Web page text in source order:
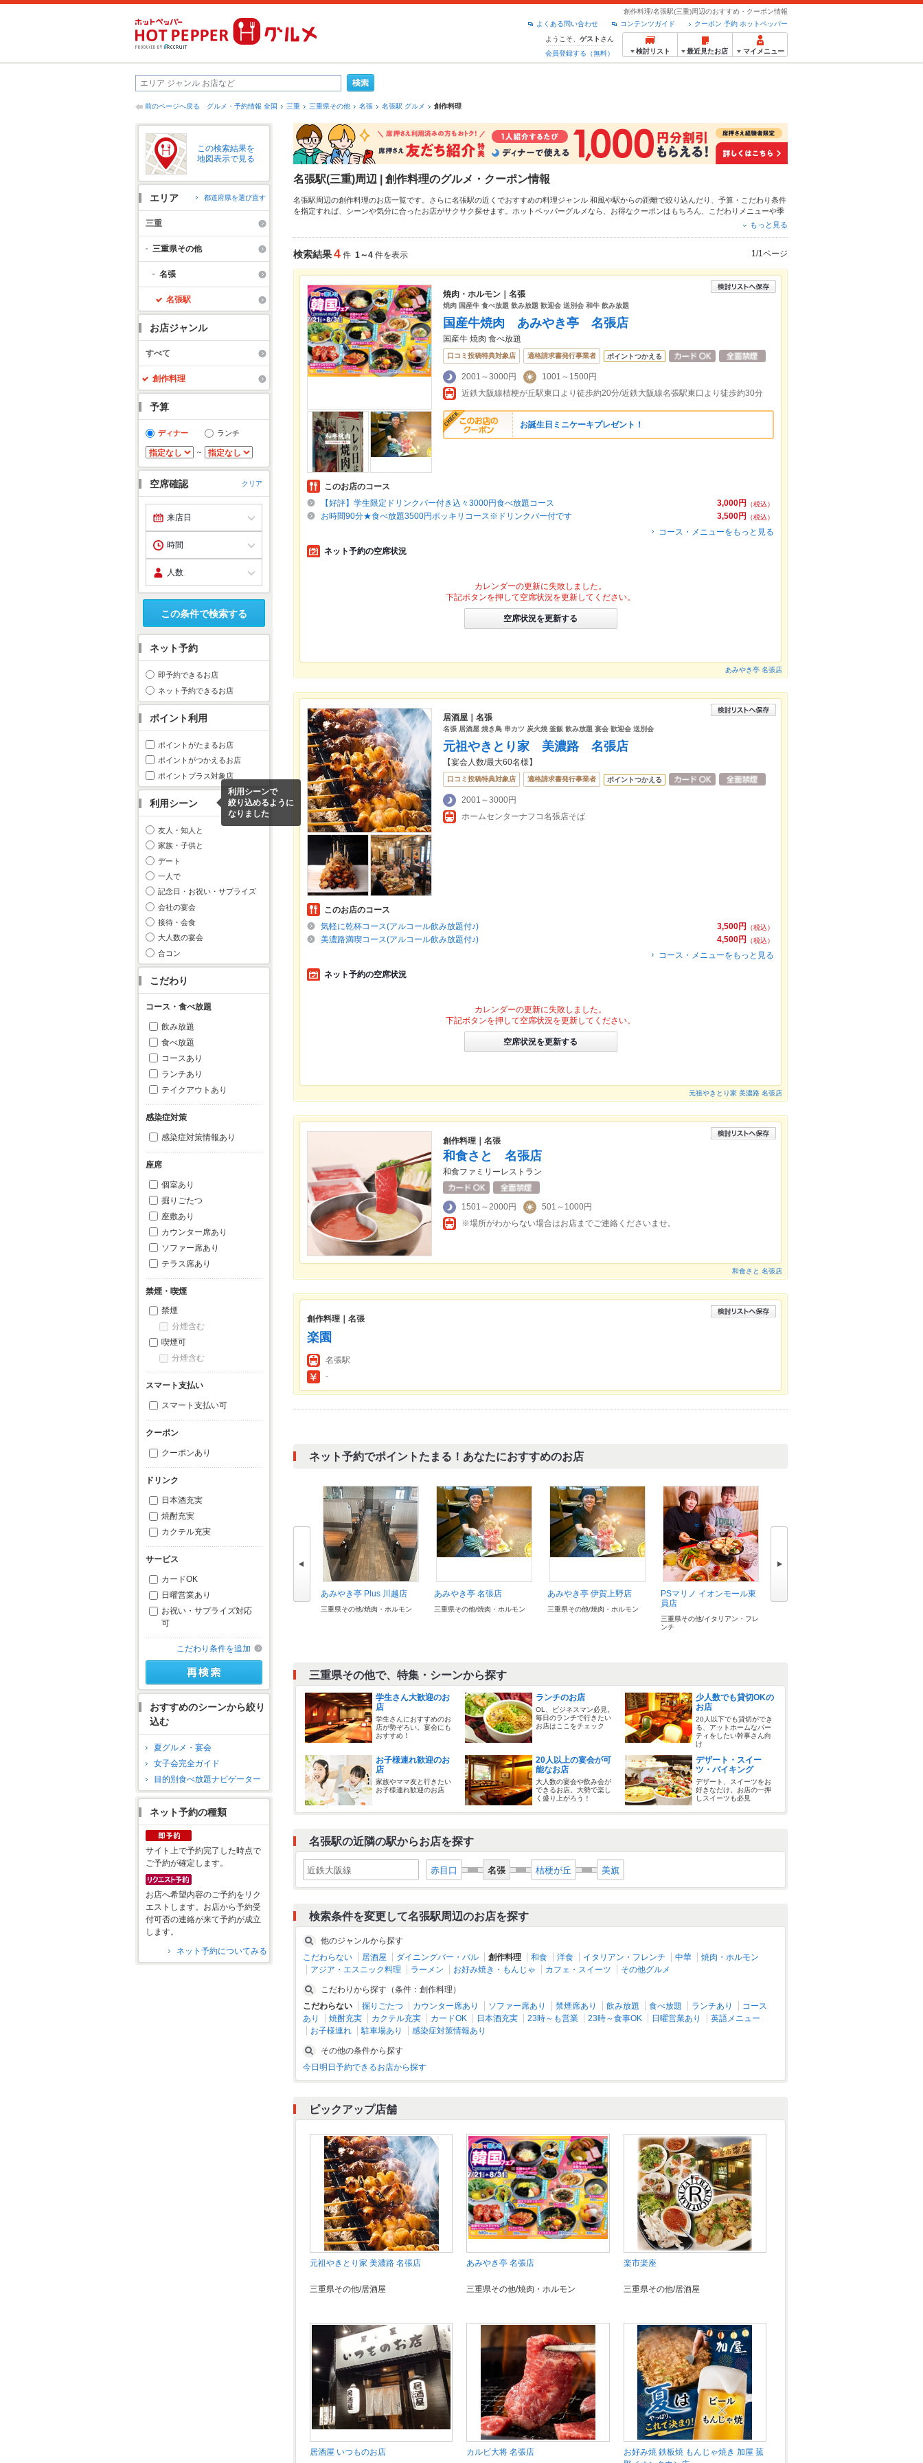
創作料理/名張駅(三重)周辺のおすすめ・クーポン情報
クーポン 予約 ホットペッパー
コンテンツガイド
よくある問い合わせ
ようこそ、 ゲスト さん
会員登録する（無料）
検討リスト 最近見たお店 マイメニュー
前のページへ戻る グルメ・予約情報 全国 三重 三重県その他 名張 名張駅 グルメ 創作料理
この検索結果を
地図表示で見る
エリア 都道府県を選び直す
三重
三重県その他
名張
名張駅
お店ジャンル
すべて
創作料理
予算
ディナー ランチ
～
空席確認 クリア
この条件で検索する
ネット予約
即予約できるお店
ネット予約できるお店
ポイント利用
ポイントがたまるお店
ポイントがつかえるお店
ポイントプラス対象店
利用シーン
利用シーンで
絞り込めるように
なりました
友人・知人と
家族・子供と
デート
一人で
記念日・お祝い・サプライズ
会社の宴会
接待・会食
大人数の宴会
合コン
こだわり
コース・食べ放題
飲み放題
食べ放題
コースあり
ランチあり
テイクアウトあり
感染症対策
感染症対策情報あり
座席
個室あり
掘りごたつ
座敷あり
カウンター席あり
ソファー席あり
テラス席あり
禁煙・喫煙
禁煙
分煙含む
喫煙可
分煙含む
スマート支払い
スマート支払い可
クーポン
クーポンあり
ドリンク
日本酒充実
焼酎充実
カクテル充実
サービス
カードOK
日曜営業あり
お祝い・サプライズ対応
可
こだわり条件を追加
おすすめのシーンから絞り
込む
夏グルメ・宴会
女子会完全ガイド
目的別食べ放題ナビゲーター
ネット予約の種類
サイト上で予約完了した時点で
ご予約が確定します。
お店へ希望内容のご予約をリク
エストします。お店から予約受
付可否の連絡が来て予約が成立
します。
ネット予約についてみる
名張駅(三重)周辺 | 創作料理のグルメ・クーポン情報
名張駅周辺の創作料理のお店一覧です。さらに名張駅の近くでおすすめの料理ジャンル 和風や駅からの距離で絞り込んだり、予算・こだわり条件
を指定すれば、シーンや気分に合ったお店がサクサク探せます。ホットペッパーグルメなら、お得なクーポンはもちろん、こだわりメニューや季
節のおすすめ料理など、お店の最新情報をご紹介しているので安心！24時間使える簡単便利なネット予約が使えるお店も拡大中です。友達どうし
もっと見る
検索結果4 件 1～4 件を表示 1/1ページ
焼肉・ホルモン｜名張
焼肉 国産牛 食べ放題 飲み放題 歓迎会 送別会 和牛 飲み放題
国産牛焼肉 あみやき亭 名張店
国産牛 焼肉 食べ放題
口コミ投稿特典対象店 適格請求書発行事業者 ポイントつかえる
2001～3000円
1001～1500円
近鉄大阪線桔梗が丘駅東口より徒歩約20分/近鉄大阪線名張駅東口より徒歩約30分
お誕生日ミニケーキプレゼント！
このお店のコース
3,000円
（税込）
【好評】学生限定ドリンクバー付き込々3000円食べ放題コース
3,500円
（税込）
お時間90分★食べ放題3500円ポッキリコース※ドリンクバー付です
コース・メニューをもっと見る
ネット予約の空席状況
カレンダーの更新に失敗しました。
下記ボタンを押して空席状況を更新してください。
空席状況を更新する
あみやき亭 名張店
居酒屋｜名張
名張 居酒屋 焼き鳥 串カツ 炭火焼 釜飯 飲み放題 宴会 歓迎会 送別会
元祖やきとり家 美濃路 名張店
【宴会人数/最大60名様】
口コミ投稿特典対象店 適格請求書発行事業者 ポイントつかえる
2001～3000円
ホームセンターナフコ名張店そば
このお店のコース
3,500円
（税込）
気軽に乾杯コース(アルコール飲み放題付♪)
4,500円
（税込）
美濃路満喫コース(アルコール飲み放題付♪)
コース・メニューをもっと見る
ネット予約の空席状況
カレンダーの更新に失敗しました。
下記ボタンを押して空席状況を更新してください。
空席状況を更新する
元祖やきとり家 美濃路 名張店
創作料理｜名張
和食さと 名張店
和食ファミリーレストラン
1501～2000円
501～1000円
※場所がわからない場合はお店までご連絡くださいませ。
和食さと 名張店
創作料理｜名張
楽園
名張駅
-
ネット予約でポイントたまる！あなたにおすすめのお店
あみやき亭 Plus 川越店
三重県その他/焼肉・ホルモン
あみやき亭 名張店
三重県その他/焼肉・ホルモン
あみやき亭 伊賀上野店
三重県その他/焼肉・ホルモン
PSマリノ イオンモール東
員店
三重県その他/イタリアン・フレ
ンチ
張店
三重県その他で、特集・シーンから探す
学生さん大歓迎のお
店
学生さんにおすすめのお
店が勢ぞろい。宴会にも
おすすめ！
ランチのお店
OL、ビジネスマン必見。
毎日のランチで行きたい
お店はここをチェック
少人数でも貸切OKの
お店
20人以下でも貸切ができ
る、アットホームなパー
ティをしたい幹事さん向
け
お子様連れ歓迎のお
店
家族やママ友と行きたい
お子様連れ歓迎のお店
20人以上の宴会が可
能なお店
大人数の宴会や飲み会が
できるお店。大勢で楽し
く盛り上がろう！
デザート・スイー
ツ・バイキング
デザート、スイーツをお
好きなだけ。お店の一押
しスイーツも必見
名張駅の近隣の駅からお店を探す
近鉄大阪線 赤目口 名張 桔梗が丘 美旗
検索条件を変更して名張駅周辺のお店を探す
他のジャンルから探す
こだわらない
居酒屋 ダイニングバー・バル 創作料理 和食 洋食 イタリアン・フレンチ 中華
焼肉・ホルモン
アジア・エスニック料理
ラーメン お好み焼き・もんじゃ カフェ・スイーツ その他グルメ
こだわりから探す（条件：創作料理）
こだわらない
掘りごたつ カウンター席あり ソファー席あり 禁煙席あり 飲み放題 食べ放題 ランチあり
コース
あり
焼酎充実 カクテル充実 カードOK 日本酒充実 23時～も営業 23時～食事OK 日曜営業あり
英語メニュー
お子様連れ
駐車場あり 感染症対策情報あり
その他の条件から探す
今日明日予約できるお店から探す
ピックアップ店舗
元祖やきとり家 美濃路 名張店
三重県その他/居酒屋
あみやき亭 名張店
三重県その他/焼肉・ホルモン
楽市楽座
三重県その他/居酒屋
居酒屋 いつものお店 カルビ大将 名張店
お好み焼 鉄板焼 もんじゃ焼き 加屋 菰